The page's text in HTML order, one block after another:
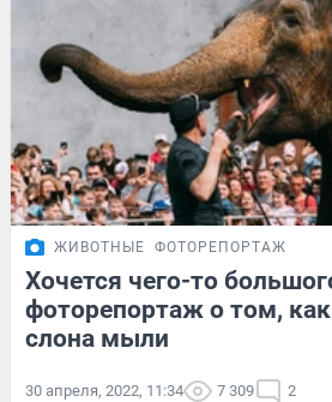
ЖИВОТНЫЕ ФОТОРЕПОРТАЖ
Хочется чего-то
фоторепортаж о том,
слона мыли
30 апреля, 2022, 11:34 7 309 2